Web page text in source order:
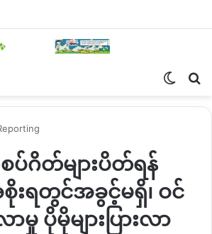
ဂိတ်များပိတ်ရန်
းရတွင်အခွင့်မရှိ၊ ဝင်
ပိုမိုများပြားလာ